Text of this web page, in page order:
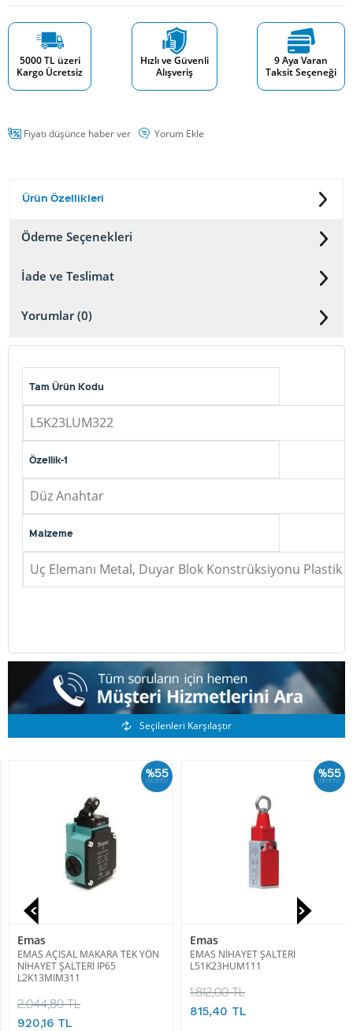
5000 TL üzeri
Kargo Ücretsiz
Hızlı ve Güvenli
Alışveriş
9 Aya Varan
Taksit Seçeneği
Fiyatı düşünce haber ver Yorum Ekle
Ürün Özellikleri
Ödeme Seçenekleri
İade ve Teslimat
Yorumlar (0)
Tam Ürün Kodu
L5K23LUM322
Özellik-1
Düz Anahtar
Malzeme
Uç Elemanı Metal, Duyar Blok Konstrüksiyonu Plastik
Benzer Ürünler
Seçilenleri Karşılaştır
%55
İskonto
Emas
EMAS AÇISAL MAKARA TEK YÖN
NİHAYET ŞALTERİ IP65
L2K13MIM311
2.044,80 TL
920,16 TL
%55
İskonto
Emas
EMAS NİHAYET ŞALTERİ
L51K23HUM111
1.812,00 TL
815,40 TL